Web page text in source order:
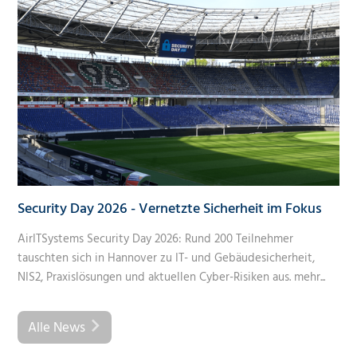
Security Day 2026 - Vernetzte Sicherheit im Fokus
AirITSystems Security Day 2026: Rund 200 Teilnehmer
tauschten sich in Hannover zu IT- und Gebäudesicherheit,
NIS2, Praxislösungen und aktuellen Cyber-Risiken aus. mehr...
Alle News